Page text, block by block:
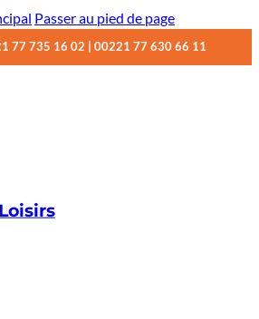
Passer au pied de page
77 735 16 02 | 00221 77 630 66 11